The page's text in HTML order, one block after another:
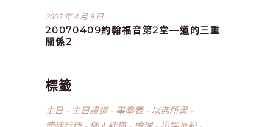
2007 年 4 月 9 日
20070409約翰福音第2堂—道的三重
關係2
標籤
主日 主日證道 事奉表
以弗所書